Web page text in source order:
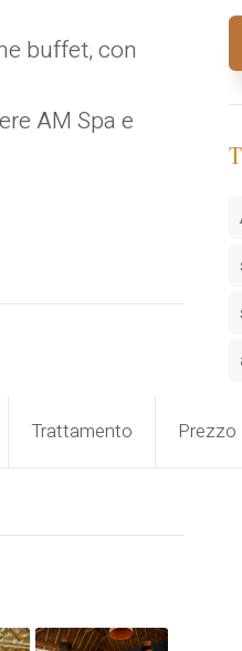
buffet, con
AM Spa e
Trattamento Prezzo